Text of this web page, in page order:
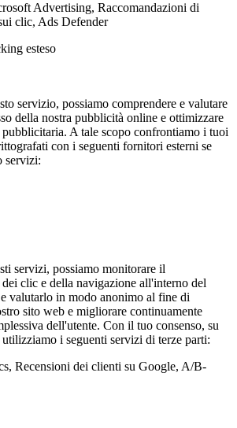
Advertising, Raccomandazioni di
clic, Ads Defender
esteso
servizio, possiamo comprendere e valutare
della nostra pubblicità online e ottimizzare
A tale scopo confrontiamo i tuoi
con i seguenti fornitori esterni se
servizi:
servizi, possiamo monitorare il
clic e della navigazione all'interno del
valutarlo in modo anonimo al fine di
sito web e migliorare continuamente
dell'utente. Con il tuo consenso, su
i seguenti servizi di terze parti:
Recensioni dei clienti su Google, A/B-